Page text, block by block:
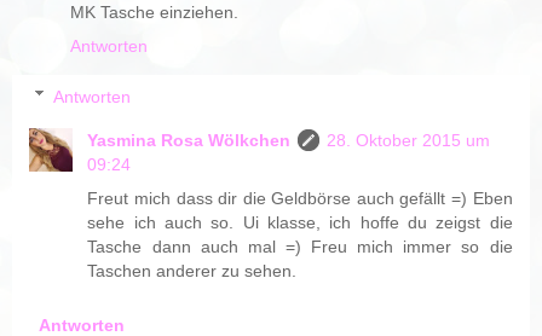
MK Tasche einziehen.
Antworten
Antworten
Yasmina Rosa Wölkchen
28. Oktober 2015 um
09:24
Freut mich dass dir die Geldbörse auch gefällt =) Eben
sehe ich auch so. Ui klasse, ich hoffe du zeigst die
Tasche dann auch mal =) Freu mich immer so die
Taschen anderer zu sehen.
Antworten